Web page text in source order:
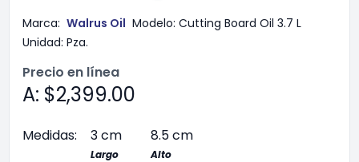
Marca: Walrus Oil Modelo: Cutting Board Oil 3.7 L
Unidad: Pza.
Precio en línea
A: $2,399.00
Medidas: 3 cm 8.5 cm
Largo Alto